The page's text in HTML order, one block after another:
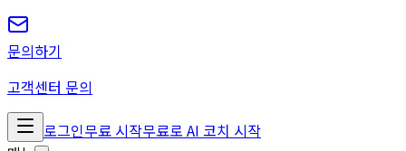
문의하기
고객센터 문의
로그인무료 시작무료로 AI 코치 시작